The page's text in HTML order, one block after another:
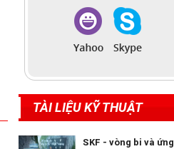
TÀI LIỆU KỸ THUẬT
SKF - vòng bi và ứng